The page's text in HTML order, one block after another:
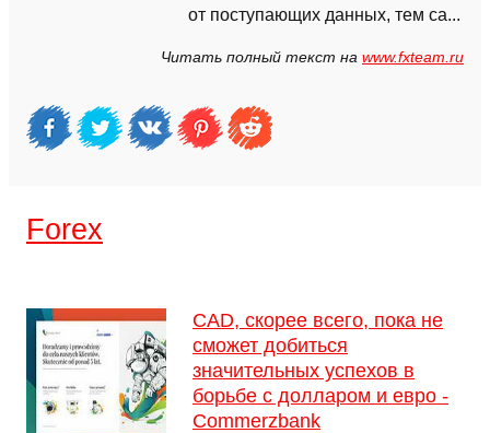
от поступающих данных, тем са...
Читать полный текст на www.fxteam.ru
Forex
CAD, скорее всего, пока не
сможет добиться
значительных успехов в
борьбе с долларом и евро -
Commerzbank